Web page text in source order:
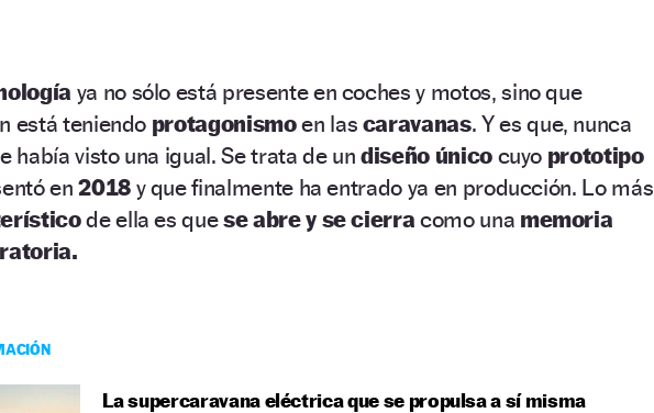
ya no sólo está presente en coches y motos, sino que
está teniendo protagonismoen las caravanas. Y es que, nunca
había visto una igual. Se trata de un diseño únicocuyo prototipo
en2018 y que finalmente ha entrado ya en producción. Lo más
de ella es quese abre y se cierra como una memoria
La supercaravana eléctrica que se propulsa a sí misma